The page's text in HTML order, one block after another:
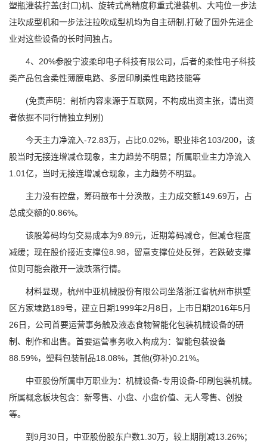
塑瓶灌装拧盖(封口)机、旋转式高精度称重式灌装机、大吨位一步法
注吹成型机和一步法注拉吹成型机均为自主研制,打破了国外先进企
业对这些设备的长时间独占。
4、20%参股宁波柔印电子科技有限公司，后者的柔性电子科技
类产品包含柔性薄膜电路、多层印刷柔性电路技能等
(免责声明：剖析内容来源于互联网，不构成出资主张，请出资
者依据不同行情独立判别)
今天主力净流入-72.83万，占比0.02%，职业排名103/200，该
股当时无接连增减仓现象，主力趋势不明显；所属职业主力净流入
1.01亿，当时无接连增减仓现象，主力趋势不明显。
主力没有控盘，筹码散布十分涣散，主力成交额149.69万，占
总成交额的0.86%。
该股筹码均匀交易成本为9.89元，近期筹码减仓，但减仓程度
减缓；现在股价接近支撑位8.98，留意支撑位处反弹，若跌破支撑
位则可能会敞开一波跌落行情。
材料显现，杭州中亚机械股份有限公司坐落浙江省杭州市拱墅
区方家埭路189号，建立日期1999年2月8日，上市日期2016年5月
26日，公司首要运营事务触及液态食物智能化包装机械设备的研
制、制作和出售。首要运营事务收入构成为：智能包装设备
88.59%，塑料包装制品18.08%，其他(弥补)0.21%。
中亚股份所属申万职业为：机械设备-专用设备-印刷包装机械。
所属概念板块包含：新零售、小盘、小盘价值、无人零售、创投
等。
到9月30日，中亚股份股东户数1.30万，较上期削减13.26%；